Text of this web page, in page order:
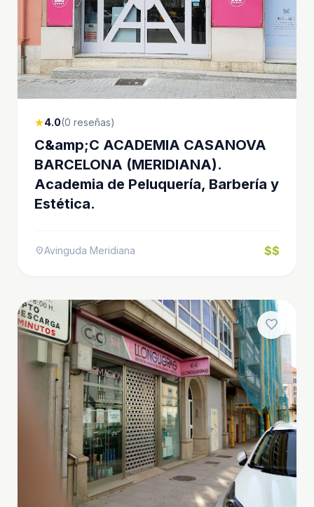
star4.0(0 reseñas)
C&amp;C ACADEMIA CASANOVA
BARCELONA (MERIDIANA).
Academia de Peluquería, Barbería y
Estética.
location_onAvinguda Meridiana $$
favorite